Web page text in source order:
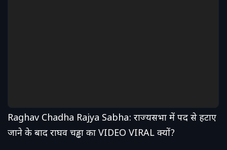
Raghav Chadha Rajya Sabha: राज्यसभा में पद से हटाए
जाने के बाद राघव चड्ढा का VIDEO VIRAL क्यों?